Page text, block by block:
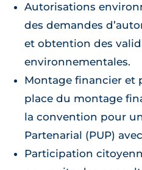
Autorisations
des demandes
et obtention des
environnementales.
Montage financier et
place du montage
la convention pour
Partenarial (PUP)
Participation